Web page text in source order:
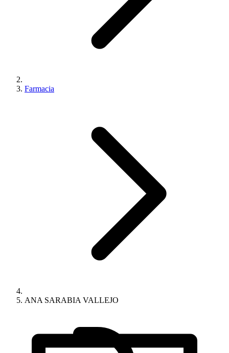
Farmacia
ANA SARABIA VALLEJO